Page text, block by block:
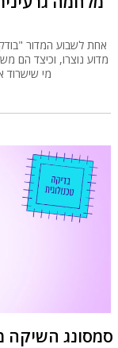
אחת לשבוע המדור
מדוע נוצרו, וכיצד הם
מי שישרוד
סמסונג השיקה